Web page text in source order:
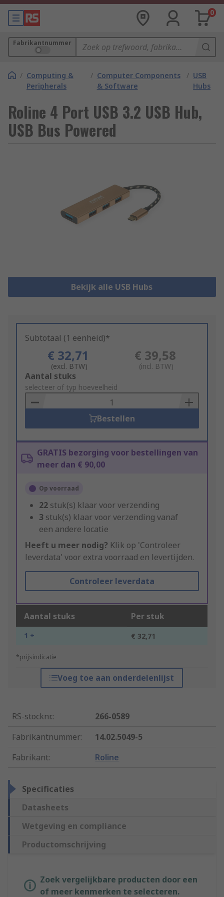
0
Fabrikantnummer
/ Computing &
Peripherals
/ Computer Components
& Software
/ USB
Hubs
Roline 4 Port USB 3.2 USB Hub,
USB Bus Powered
Bekijk alle USB Hubs
Subtotaal (1 eenheid)*
€ 32,71
(excl. BTW)
€ 39,58
(incl. BTW)
Add
to
Basket
Aantal stuks
selecteer of typ hoeveelheid
Bestellen
GRATIS bezorging voor bestellingen van
meer dan € 90,00
Op voorraad
22 stuk(s) klaar voor verzending
3 stuk(s) klaar voor verzending vanaf
een andere locatie
Heeft u meer nodig? Klik op 'Controleer
leverdata' voor extra voorraad en levertijden.
Controleer leverdata
Aantal stuks Per stuk
1 + € 32,71
*prijsindicatie
Voeg toe aan onderdelenlijst
RS-stocknr.:
266-0589
Fabrikantnummer:
14.02.5049-5
Fabrikant: Roline
Specificaties
Datasheets
Wetgeving en compliance
Productomschrijving
Zoek vergelijkbare producten door een
of meer kenmerken te selecteren.